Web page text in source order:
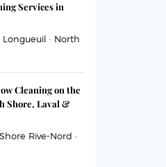
Services in
Longueuil · North
Cleaning on the
Shore, Laval &
Rive-Nord ·